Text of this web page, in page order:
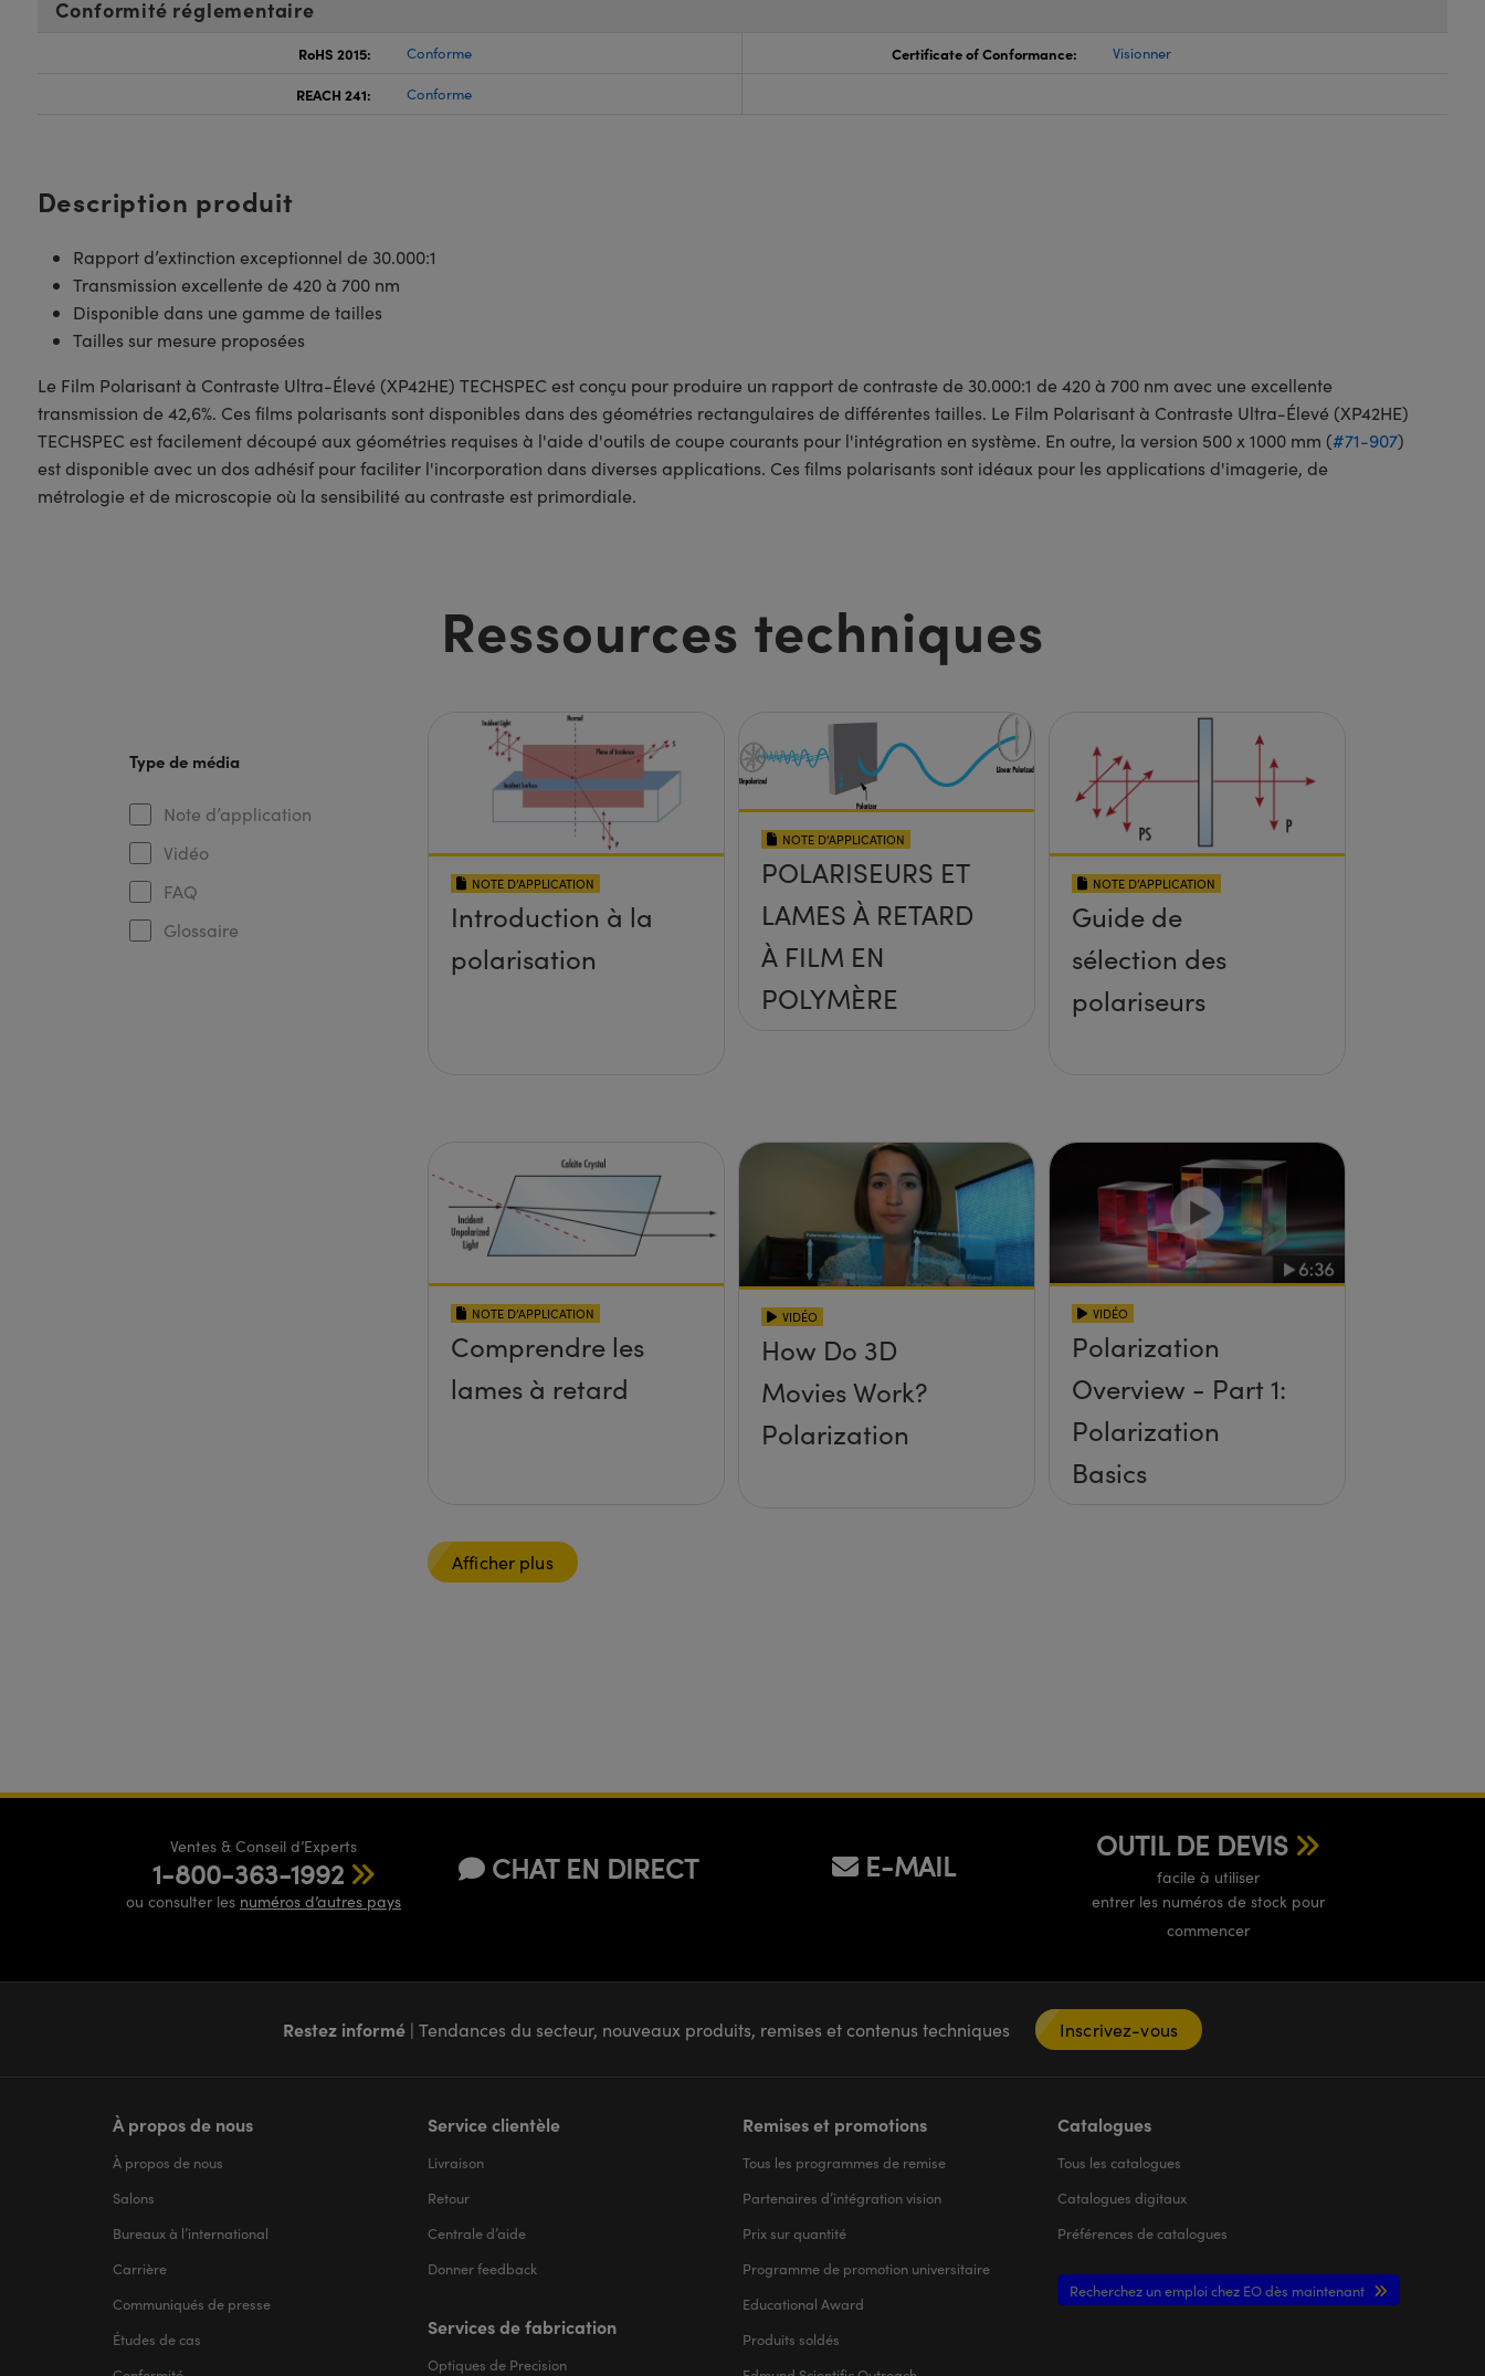
Conformité réglementaire
RoHS 2015: Conforme Certificate of Conformance: Visionner
REACH 241: Conforme
Description produit
Rapport d’extinction exceptionnel de 30.000:1
Transmission excellente de 420 à 700 nm
Disponible dans une gamme de tailles
Tailles sur mesure proposées
Le Film Polarisant à Contraste Ultra-Élevé (XP42HE) TECHSPEC est conçu pour produire un rapport de contraste de 30.000:1 de 420 à 700 nm avec une excellente
transmission de 42,6%. Ces films polarisants sont disponibles dans des géométries rectangulaires de différentes tailles. Le Film Polarisant à Contraste Ultra-Élevé (XP42HE)
TECHSPEC est facilement découpé aux géométries requises à l'aide d'outils de coupe courants pour l'intégration en système. En outre, la version 500 x 1000 mm (#71-907)
est disponible avec un dos adhésif pour faciliter l'incorporation dans diverses applications. Ces films polarisants sont idéaux pour les applications d'imagerie, de
métrologie et de microscopie où la sensibilité au contraste est primordiale.
Ressources techniques
Type de média
Note d’application
Vidéo
FAQ
Glossaire
NOTE D’APPLICATION
Introduction à la
polarisation
NOTE D’APPLICATION
POLARISEURS ET
LAMES À RETARD
À FILM EN
POLYMÈRE
NOTE D’APPLICATION
Guide de
sélection des
polariseurs
NOTE D’APPLICATION
Comprendre les
lames à retard
VIDÉO
How Do 3D
Movies Work?
Polarization
VIDÉO
Polarization
Overview - Part 1:
Polarization
Basics
Afficher plus
Ventes & Conseil d’Experts
1-800-363-1992
ou consulter les numéros d’autres pays
CHAT EN DIRECT E-MAIL
OUTIL DE DEVIS
facile à utiliser
entrer les numéros de stock pour
commencer
Restez informé | Tendances du secteur, nouveaux produits, remises et contenus techniques Inscrivez-vous
À propos de nous
À propos de nous
Salons
Bureaux à l’international
Carrière
Communiqués de presse
Études de cas
Service clientèle
Livraison
Retour
Centrale d’aide
Donner feedback
Services de fabrication
Optiques de Precision
Remises et promotions
Tous les programmes de remise
Partenaires d’intégration vision
Prix sur quantité
Programme de promotion universitaire
Educational Award
Produits soldés
Catalogues
Tous les catalogues
Catalogues digitaux
Préférences de catalogues
Recherchez un emploi chez EO dès maintenant